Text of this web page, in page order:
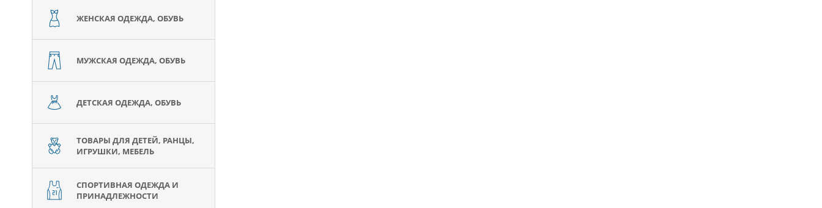
ЖЕНСКАЯ ОДЕЖДА, ОБУВЬ
МУЖСКАЯ ОДЕЖДА, ОБУВЬ
ДЕТСКАЯ ОДЕЖДА, ОБУВЬ
ТОВАРЫ ДЛЯ ДЕТЕЙ, РАНЦЫ,
ИГРУШКИ, МЕБЕЛЬ
СПОРТИВНАЯ ОДЕЖДА И
ПРИНАДЛЕЖНОСТИ